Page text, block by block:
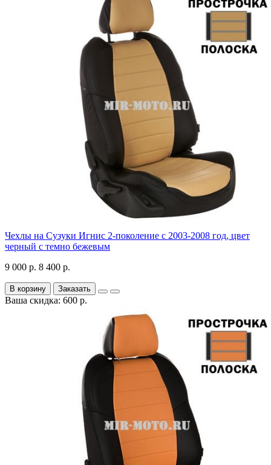
Чехлы на Сузуки Игнис 2-поколение с 2003-2008 год, цвет
черный с темно бежевым
9 000 р. 8 400 р.
В корзину Заказать
Ваша скидка: 600 р.